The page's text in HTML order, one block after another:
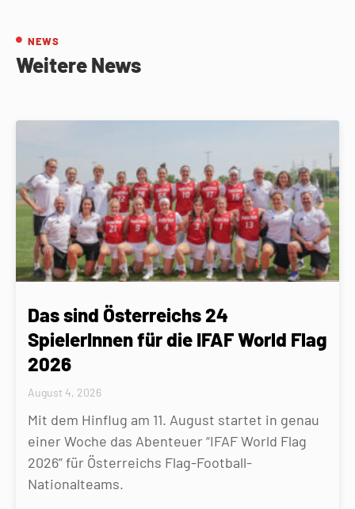
NEWS
Weitere News
Das sind Österreichs 24
SpielerInnen für die IFAF World Flag
2026
August 4, 2026
Mit dem Hinflug am 11. August startet in genau
einer Woche das Abenteuer “IFAF World Flag
2026” für Österreichs Flag-Football-
Nationalteams.